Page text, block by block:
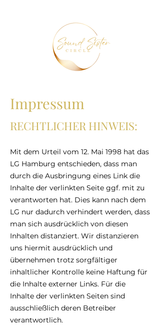
Impressum
RECHTLICHER HINWEIS:
Mit dem Urteil vom 12. Mai 1998 hat das
LG Hamburg entschieden, dass man
durch die Ausbringung eines Link die
Inhalte der verlinkten Seite ggf. mit zu
verantworten hat. Dies kann nach dem
LG nur dadurch verhindert werden, dass
man sich ausdrücklich von diesen
Inhalten distanziert. Wir distanzieren
uns hiermit ausdrücklich und
übernehmen trotz sorgfältiger
inhaltlicher Kontrolle keine Haftung für
die Inhalte externer Links. Für die
Inhalte der verlinkten Seiten sind
ausschließlich deren Betreiber
verantwortlich.